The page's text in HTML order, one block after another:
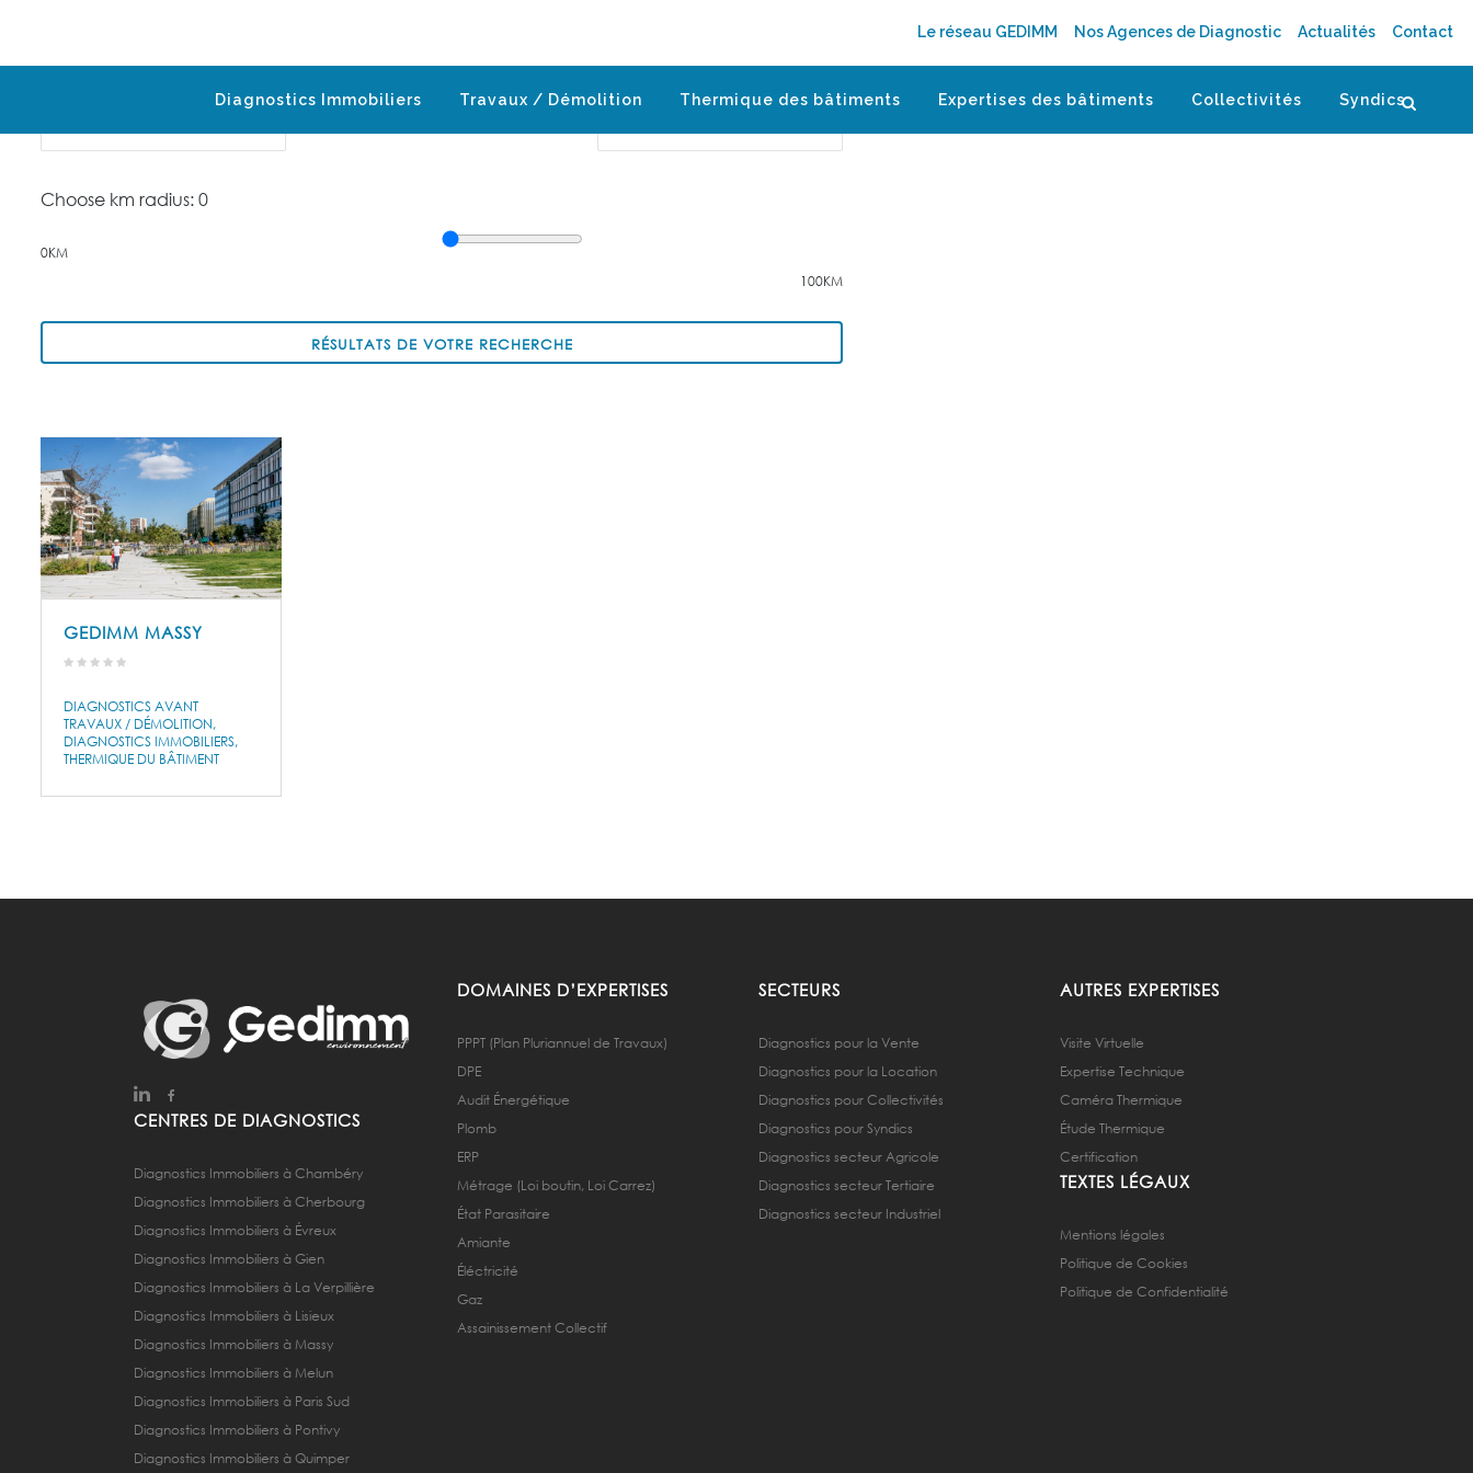
Le réseau GEDIMM Nos Agences de Diagnostic Actualités Contact
Diagnostics Immobiliers Travaux / Démolition Thermique des bâtiments Expertises des bâtiments Collectivités Syndics
Choose km radius:0
0KM
100KM
RÉSULTATS DE VOTRE RECHERCHE
GEDIMM MASSY
DIAGNOSTICS AVANT
TRAVAUX / DÉMOLITION
DIAGNOSTICS IMMOBILIERS
THERMIQUE DU BÂTIMENT
CENTRES DE DIAGNOSTICS
Diagnostics Immobiliers à Chambéry
Diagnostics Immobiliers à Cherbourg
Diagnostics Immobiliers à Évreux
Diagnostics Immobiliers à Gien
Diagnostics Immobiliers à La Verpillière
Diagnostics Immobiliers à Lisieux
Diagnostics Immobiliers à Massy
Diagnostics Immobiliers à Melun
Diagnostics Immobiliers à Paris Sud
Diagnostics Immobiliers à Pontivy
Diagnostics Immobiliers à Quimper
DOMAINES D’EXPERTISES
PPPT (Plan Pluriannuel de Travaux)
DPE
Audit Énergétique
Plomb
ERP
Métrage (Loi boutin, Loi Carrez)
État Parasitaire
Amiante
Éléctricité
Gaz
Assainissement Collectif
SECTEURS
Diagnostics pour la Vente
Diagnostics pour la Location
Diagnostics pour Collectivités
Diagnostics pour Syndics
Diagnostics secteur Agricole
Diagnostics secteur Tertiaire
Diagnostics secteur Industriel
AUTRES EXPERTISES
Visite Virtuelle
Expertise Technique
Caméra Thermique
Étude Thermique
Certification
TEXTES LÉGAUX
Mentions légales
Politique de Cookies
Politique de Confidentialité